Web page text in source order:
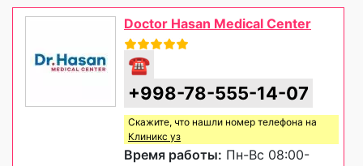
Doctor Hasan Medical Center
☎
+998-78-555-14-07
Скажите, что нашли номер телефона на
Клиникс уз
Время работы: Пн-Вс 08:00-